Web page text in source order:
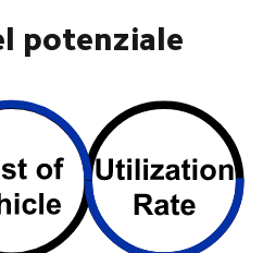
potenziale